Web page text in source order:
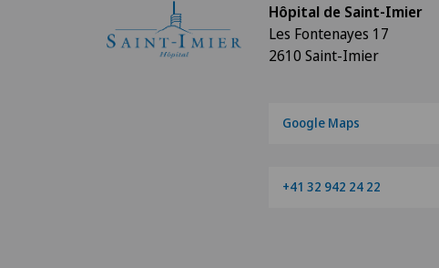
Hôpital de Saint-Imier
Les Fontenayes 17
2610 Saint-Imier
Google Maps
+41 32 942 24 22